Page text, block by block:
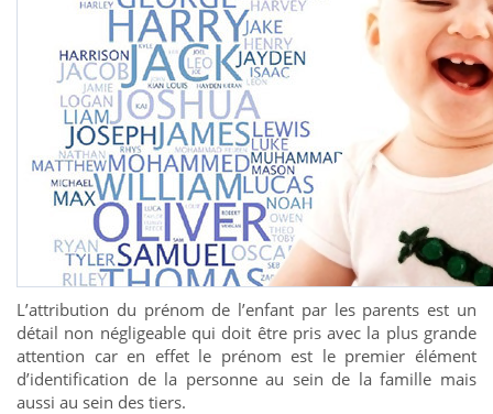
L’attribution du prénom de l’enfant par les parents est un
détail non négligeable qui doit être pris avec la plus grande
attention car en effet le prénom est le premier élément
d’identification de la personne au sein de la famille mais
aussi au sein des tiers.